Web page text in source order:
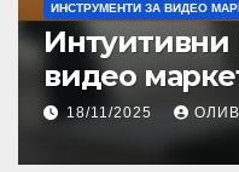
РЕШЕНИЯ ЗА ВИДЕО
съдържание
на полската
19/11/2025